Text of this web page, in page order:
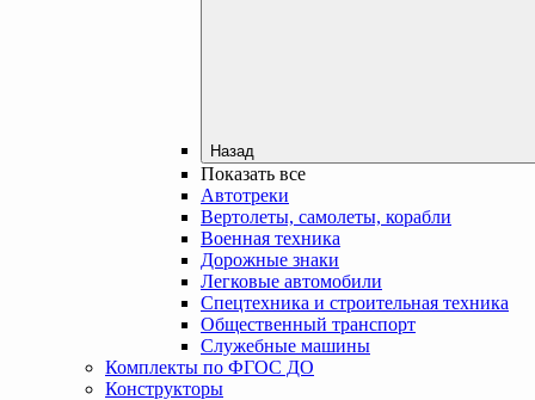
Назад
Показать все
Автотреки
Вертолеты, самолеты, корабли
Военная техника
Дорожные знаки
Легковые автомобили
Спецтехника и строительная техника
Общественный транспорт
Служебные машины
Комплекты по ФГОС ДО
Конструкторы